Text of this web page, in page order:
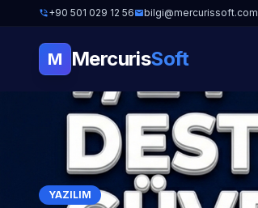
+90 501 029 12 56 bilgi@mercurissoft.com
M MercurisSoft
YAZILIM